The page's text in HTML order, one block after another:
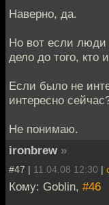
Наверно, да.
Но вот если люди
дело до того, кто
Если было не
интересно
Не понимаю.
ironbrew »
#47 | 11.04.08 12:30 |
Кому: Goblin, #46